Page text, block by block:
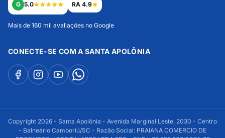
G 5.0 RA 4.9
Mais de 160 mil avaliações no Google
CONECTE-SE COM A SANTA APOLÔNIA
Copyright 2026 - Santa Apolônia - Avenida Marginal Leste, 2030 - Centro
- Balneário Camboriú/SC - Razão Social: PRAIANA COMERCIO DE